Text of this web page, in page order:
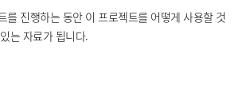
를 진행하는 동안 이 프로젝트를 어떻게 사용할 것
는 자료가 됩니다.